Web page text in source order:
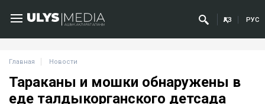
ҚАЗ РУС
Главная Новости
Тараканы и мошки обнаружены в
еде талдыкорганского детсада